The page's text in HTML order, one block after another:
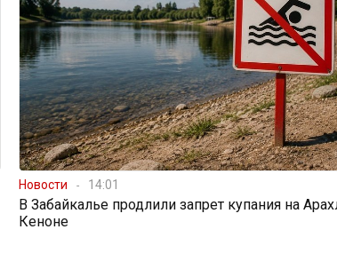
Новости 14:01
В Забайкалье продлили запрет купания на
Кеноне